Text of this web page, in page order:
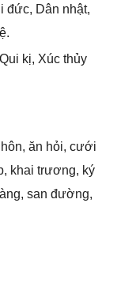
đức, Dân nhật,
kị, Xúc thủy
ăn hỏi, cưới
khai trương, ký
ѕan đường,